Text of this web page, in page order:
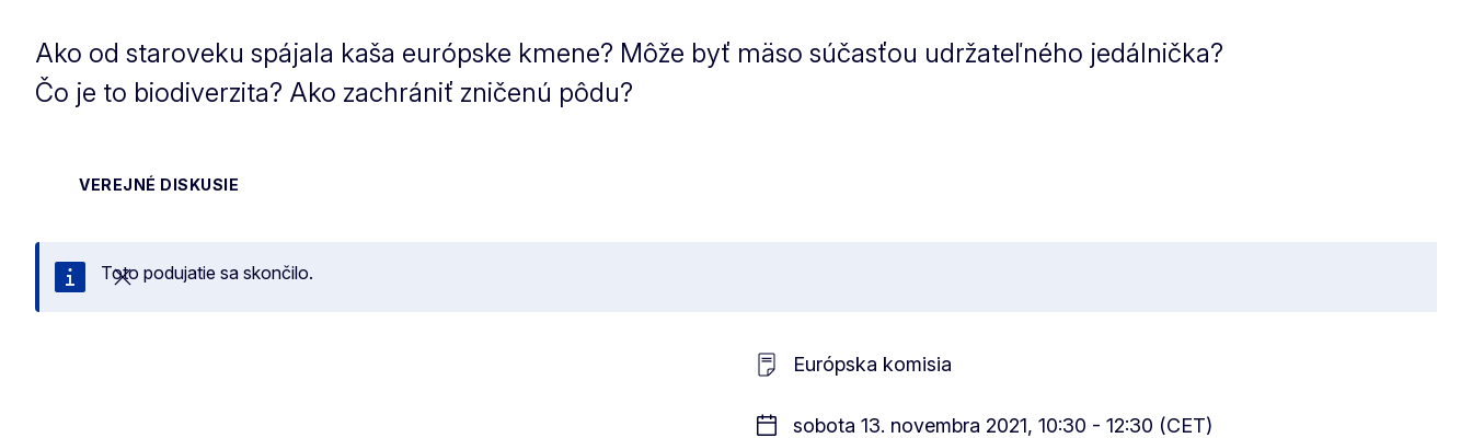
Ako od staroveku spájala kaša európske kmene? Môže byť mäso súčasťou udržateľného jedálnička?
Čo je to biodiverzita? Ako zachrániť zničenú pôdu?
VEREJNÉ DISKUSIE
Zatvoriť
Toto podujatie sa skončilo.
Európska komisia
sobota 13. novembra 2021, 10:30 - 12:30 (CET)